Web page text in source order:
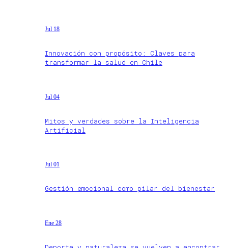
Jul 18
Innovación con propósito: Claves para
transformar la salud en Chile
Jul 04
Mitos y verdades sobre la Inteligencia
Artificial
Jul 01
Gestión emocional como pilar del bienestar
Ene 28